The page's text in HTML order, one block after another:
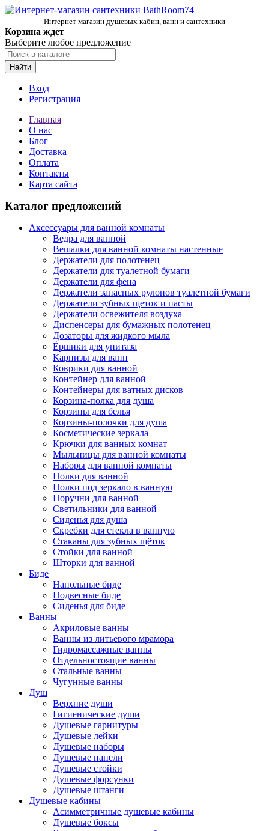
Интернет магазин душевых кабин, ванн и сантехники
Корзина ждет
Выберите любое предложение
Найти
Вход
Регистрация
Главная
О нас
Блог
Доставка
Оплата
Контакты
Карта сайта
Каталог предложений
Аксессуары для ванной комнаты
Ведра для ванной
Вешалки для ванной комнаты настенные
Держатели для полотенец
Держатели для туалетной бумаги
Держатели для фена
Держатели запасных рулонов туалетной бумаги
Держатели зубных щеток и пасты
Держатели освежителя воздуха
Диспенсеры для бумажных полотенец
Дозаторы для жидкого мыла
Ёршики для унитаза
Карнизы для ванн
Коврики для ванной
Контейнер для ванной
Контейнеры для ватных дисков
Корзина-полка для душа
Корзины для белья
Корзины-полочки для душа
Косметические зеркала
Крючки для ванных комнат
Мыльницы для ванной комнаты
Наборы для ванной комнаты
Полки для ванной
Полки под зеркало в ванную
Поручни для ванной
Светильники для ванной
Сиденья для душа
Скребки для стекла в ванную
Стаканы для зубных щёток
Стойки для ванной
Шторки для ванной
Биде
Напольные биде
Подвесные биде
Сиденья для биде
Ванны
Акриловые ванны
Ванны из литьевого мрамора
Гидромассажные ванны
Отдельностоящие ванны
Стальные ванны
Чугунные ванны
Душ
Верхние души
Гигиенические души
Душевые гарнитуры
Душевые лейки
Душевые наборы
Душевые панели
Душевые стойки
Душевые форсунки
Душевые штанги
Душевые кабины
Асимметричные душевые кабины
Душевые боксы